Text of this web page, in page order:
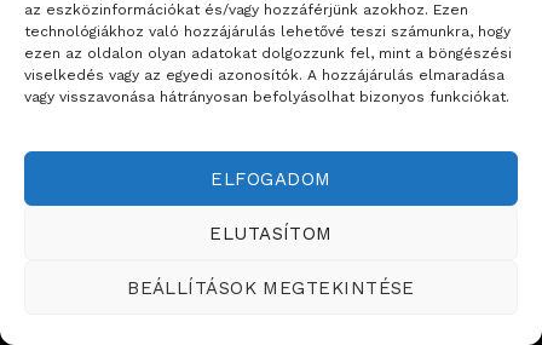
az eszközinformációkat és/vagy hozzáférjünk azokhoz. Ezen
technológiákhoz való hozzájárulás lehetővé teszi számunkra, hogy
ezen az oldalon olyan adatokat dolgozzunk fel, mint a böngészési
viselkedés vagy az egyedi azonosítók. A hozzájárulás elmaradása
vagy visszavonása hátrányosan befolyásolhat bizonyos funkciókat.
ELFOGADOM
ELUTASÍTOM
BEÁLLÍTÁSOK MEGTEKINTÉSE
Weboldalt készítette:
ÉRTÉKESÍTÉSI TERÜLETEINK
Copyright ©2026Teddy Festékbolt